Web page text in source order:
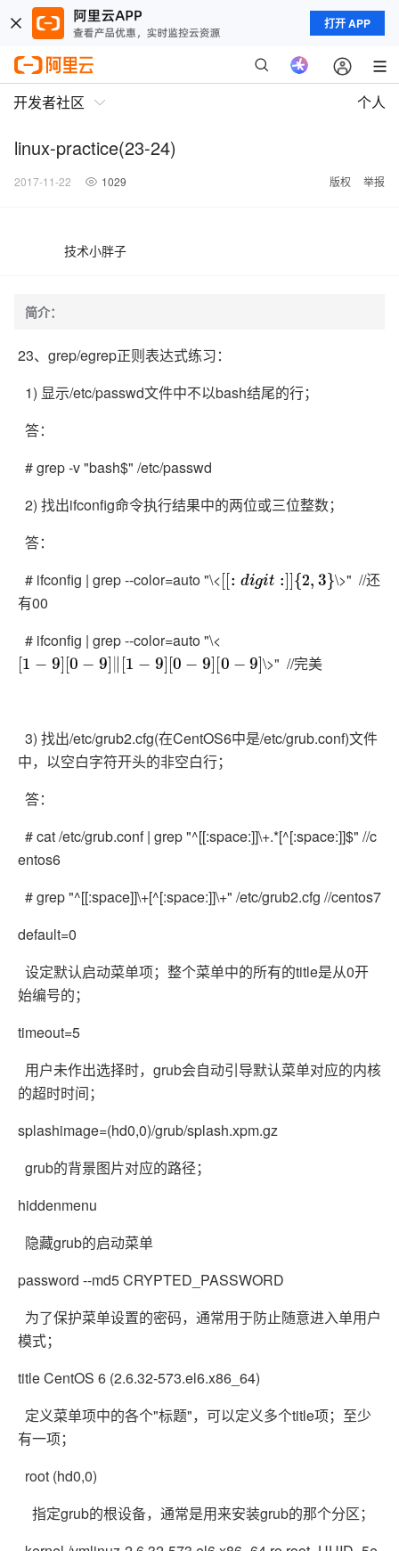
打开 APP
开发者社区 个人
linux-practice(23-24)
2017-11-22 1029 版权 举报
技术小胖子
简介：
23、grep/egrep正则表达式练习：
1) 显示/etc/passwd文件中不以bash结尾的行；
答：
# grep -v "bash$" /etc/passwd
2) 找出ifconfig命令执行结果中的两位或三位整数；
答：
# ifconfig | grep --color=auto "\<[[:d igit:]]{2,3}
\>" //还
有00
# ifconfig | grep --color=auto "\<
[1 −9] [0−9] ‖[1−9 0− 9] 0− 9] \>" //完美
3) 找出/etc/grub2.cfg(在CentOS6中是/etc/grub.conf)文件
中，以空白字符开头的非空白行；
答：
# cat /etc/grub.conf | grep "^[[:space:]]\+.*[^[:space:]]$" //c
entos6
# grep "^[[:space]]\+[^[:space:]]\+" /etc/grub2.cfg //centos7
default=0
设定默认启动菜单项；整个菜单中的所有的title是从0开
始编号的；
timeout=5
用户未作出选择时，grub会自动引导默认菜单对应的内核
的超时时间；
splashimage=(hd0,0)/grub/splash.xpm.gz
grub的背景图片对应的路径；
hiddenmenu
隐藏grub的启动菜单
password --md5 CRYPTED_PASSWORD
为了保护菜单设置的密码，通常用于防止随意进入单用户
模式；
title CentOS 6 (2.6.32-573.el6.x86_64)
定义菜单项中的各个"标题"，可以定义多个title项；至少
有一项；
root (hd0,0)
指定grub的根设备，通常是用来安装grub的那个分区；